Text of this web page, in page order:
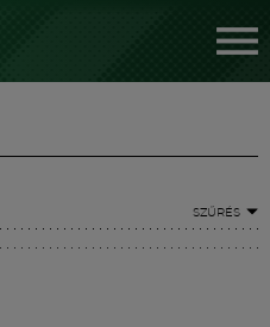
SZŰRÉS